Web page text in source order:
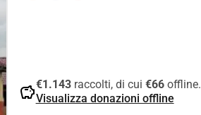
savings€1.143raccolti, di cui €66offline.
Visualizza donazioni offline